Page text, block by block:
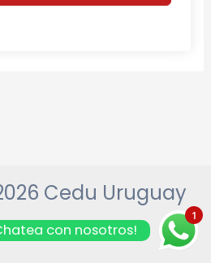
Cedu Uruguay
1
con nosotros!